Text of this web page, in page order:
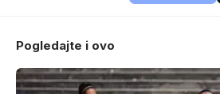
Pogledajte i ovo